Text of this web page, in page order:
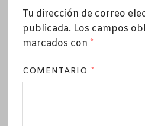
Tu dirección de correo
publicada. Los campos
marcados con *
COMENTARIO *